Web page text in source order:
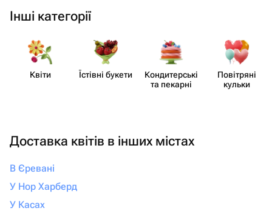
Інші категорії
Квіти Їстівні букети
Кондит​ерські
та пекарні
Повітряні
кульки
Доставка квітів в інших містах
В Єревані
У Нор Харберд
У Касах